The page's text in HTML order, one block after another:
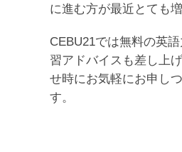
に進む方が最近とても
CEBU21では無料の英
習アドバイスも差し上
せ時にお気軽にお申し
す。